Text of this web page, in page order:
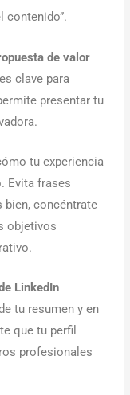
contenido”.
de valor
clave para
presentar tu
tu experiencia
Evita frases
bien, concéntrate
objetivos
LinkedIn
tu resumen y en
que tu perfil
profesionales